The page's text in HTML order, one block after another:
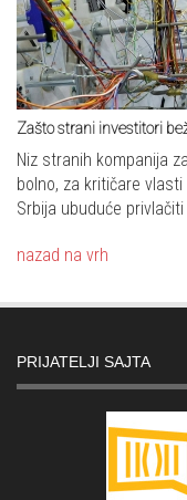
Zašto strani investitori
Niz stranih kompanija
bolno, za kritičare
Srbija ubuduće
nazad na vrh
PRIJATELJI SAJTA